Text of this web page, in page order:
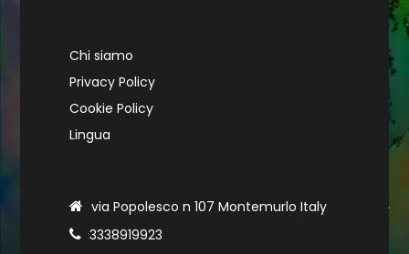
Chi siamo
Privacy Policy
Cookie Policy
Lingua
via Popolesco n 107 Montemurlo Italy
3338919923